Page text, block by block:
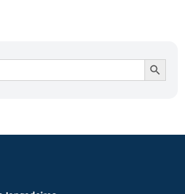
Ir